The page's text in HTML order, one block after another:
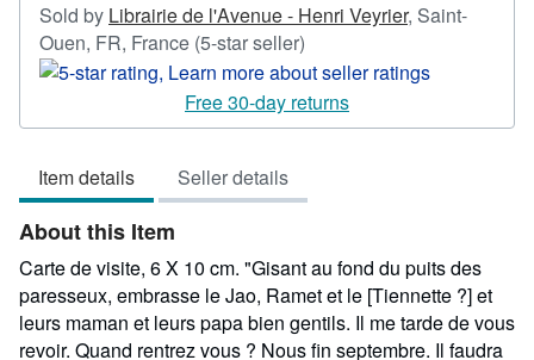
Sold by Librairie de l'Avenue - Henri Veyrier, Saint-
Ouen, FR, France (5-star seller)
rating
5
out
stars
Free 30-day returns
Item details Seller details
About this Item
Carte de visite, 6 X 10 cm. "Gisant au fond du puits des
paresseux, embrasse le Jao, Ramet et le [Tiennette ?] et
leurs maman et leurs papa bien gentils. Il me tarde de vous
revoir. Quand rentrez vous ? Nous fin septembre. Il faudra